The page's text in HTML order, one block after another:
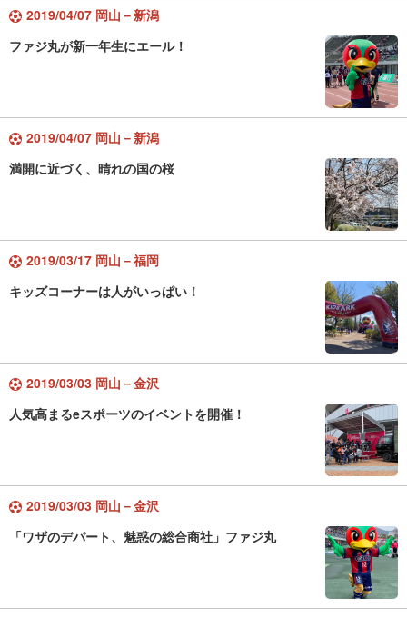
2019/04/07 岡山－新潟
ファジ丸が新一年生にエール！
2019/04/07 岡山－新潟
満開に近づく、晴れの国の桜
2019/03/17 岡山－福岡
キッズコーナーは人がいっぱい！
2019/03/03 岡山－金沢
人気高まるeスポーツのイベントを開催！
2019/03/03 岡山－金沢
「ワザのデパート、魅惑の総合商社」ファジ丸